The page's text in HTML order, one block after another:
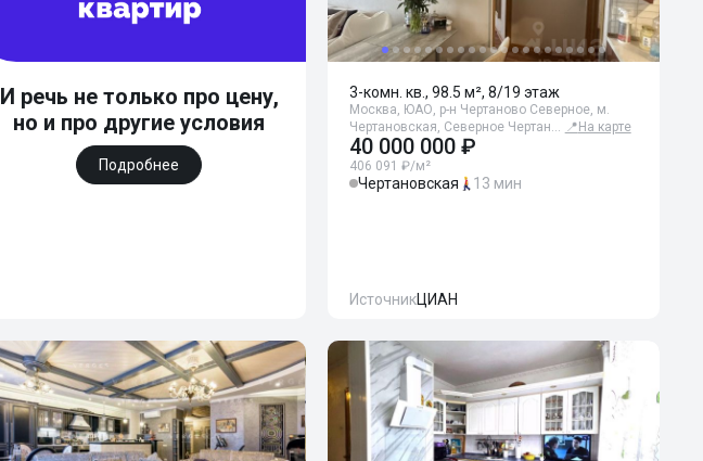
И речь не только про цену,
но и про другие условия
Подробнее
3-комн. кв., 98.5 м², 8/19 этаж
Москва, ЮАО, р-н Чертаново Северное, м.
Чертановская, Северное Чертан… 📍 На карте
40 000 000 ₽
406 091 ₽/м²
Чертановская 13 мин
ИсточникЦИАН